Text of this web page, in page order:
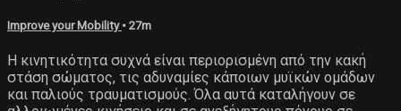
Improve your Mobility • 27m
Η κινητικότητα συχνά είναι περιορισμένη από την κακή
στάση σώματος, τις αδυναμίες κάποιων μυϊκών ομάδων
και παλιούς τραυματισμούς. Όλα αυτά καταλήγουν σε